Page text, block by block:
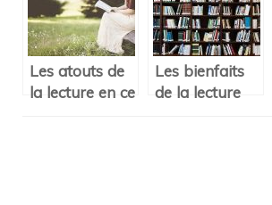
Les atouts de
la lecture en ce
Les bienfaits
de la lecture